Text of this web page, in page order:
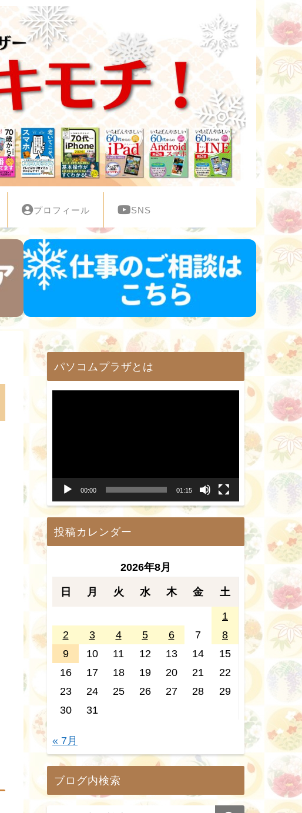
プロフィール SNS
パソコムプラザとは
ー
00:00 01:15
投稿カレンダー
2026年8月
日 月 火 水 木 金 土
1
2
3 4 5 6 7
8
9
10 11 12 13 14
15
16
17 18 19 20 21
22
23
24 25 26 27 28
29
30
31
« 7月
ブログ内検索